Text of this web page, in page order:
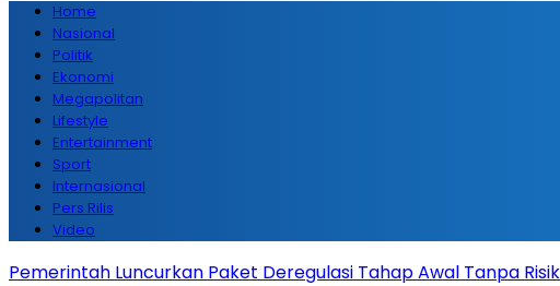
Home
Nasional
Politik
Ekonomi
Megapolitan
Lifestyle
Entertainment
Sport
Internasional
Pers Rilis
Video
Pemerintah Luncurkan Paket Deregulasi Tahap Awal Tanpa